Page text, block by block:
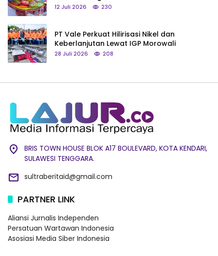
hingga Tumpeng Beras Muna
12 Juli 2026 230
PT Vale Perkuat Hilirisasi Nikel dan
Keberlanjutan Lewat IGP Morowali
28 Juli 2026 208
BRIS TOWN HOUSE BLOK A17 BOULEVARD, KOTA KENDARI,
SULAWESI TENGGARA.
sultraberitaid@gmail.com
PARTNER LINK
Aliansi Jurnalis Independen
Persatuan Wartawan Indonesia
Asosiasi Media Siber Indonesia